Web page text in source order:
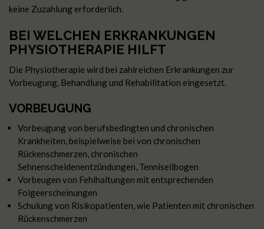
keine Zuzahlung erforderlich.
BEI WELCHEN ERKRANKUNGEN
PHYSIOTHERAPIE HILFT
Die Physiotherapie wird bei zahlreichen Erkrankungen zur
Vorbeugung, Behandlung und Rehabilitation eingesetzt.
VORBEUGUNG
Vorbeugung von berufsbedingten und chronischen
Krankheiten, beispielweise bei von chronischen
Rückenschmerzen, chronischen
Sehnenscheidenentzündungen, Tennisellbogen
Vorbeugen von Fehlhaltungen mit entsprechenden
Folgeerscheinungen
Schulung von Risikopatienten, wie Patienten mit chronischen
Rückenschmerzen